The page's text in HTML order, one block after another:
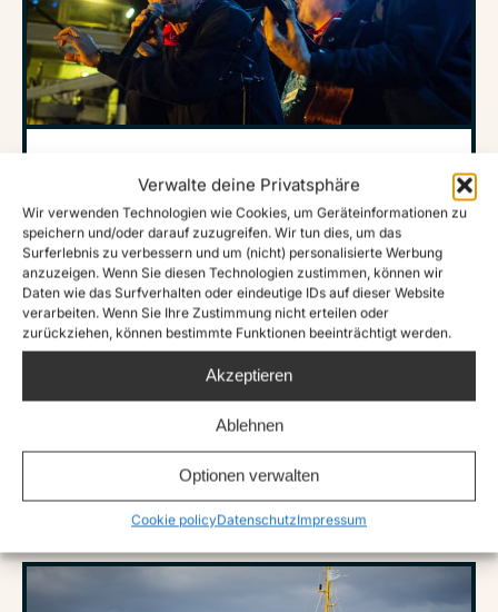
Verwalte deine Privatsphäre
Wir verwenden Technologien wie Cookies, um Geräteinformationen zu
speichern und/oder darauf zuzugreifen. Wir tun dies, um das
Surferlebnis zu verbessern und um (nicht) personalisierte Werbung
anzuzeigen. Wenn Sie diesen Technologien zustimmen, können wir
Daten wie das Surfverhalten oder eindeutige IDs auf dieser Website
verarbeiten. Wenn Sie Ihre Zustimmung nicht erteilen oder
zurückziehen, können bestimmte Funktionen beeinträchtigt werden.
Akzeptieren
Ablehnen
Optionen verwalten
Cookie policyDatenschutzImpressum
Soli-Event organisieren
Unterstütze Sea-Watch durch eine
Benefizveranstaltung oder ein Soli-Event. Ob
Benefizkonzert, Soli-Party, Soli-
Vogelwanderung, Soli-Tätowieren – von euch
Unterstützer:innen kommen die besten Ideen für
Veranstaltungen, bei denen ihr Geld für Sea-
Watch und zivile Seenotrettung sammeln könnt.
Weitere Infos zu Soli-
Veranstaltungen